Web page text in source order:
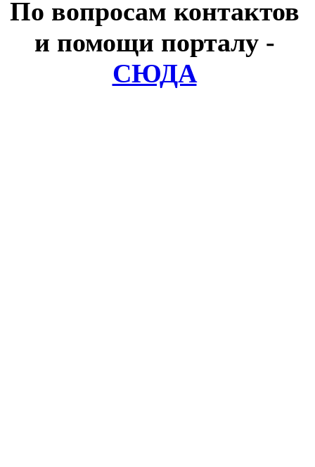
По вопросам контактов
и помощи порталу -
СЮДА